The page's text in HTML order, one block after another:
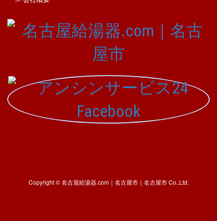
Copyright © 名古屋給湯器.com｜名古屋市｜名古屋市 Co.,Ltd.